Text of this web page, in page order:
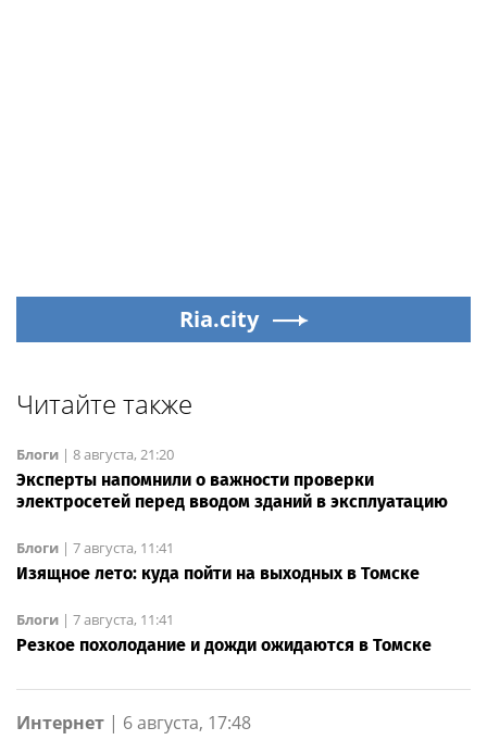
Ria.city
Читайте также
Блоги | 8 августа, 21:20
Эксперты напомнили о важности проверки
электросетей перед вводом зданий в эксплуатацию
Блоги | 7 августа, 11:41
Изящное лето: куда пойти на выходных в Томске
Блоги | 7 августа, 11:41
Резкое похолодание и дожди ожидаются в Томске
Интернет | 6 августа, 17:48